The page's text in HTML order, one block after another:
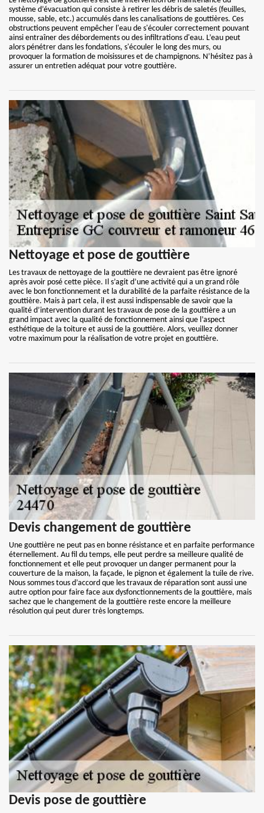
système d’évacuation qui consiste à retirer les débris de saletés (feuilles,
mousse, sable, etc.) accumulés dans les canalisations de gouttières. Ces
obstructions peuvent empêcher l'eau de s'écouler correctement pouvant
ainsi entraîner des débordements ou des infiltrations d'eau. L’eau peut
alors pénétrer dans les fondations, s'écouler le long des murs, ou
provoquer la formation de moisissures et de champignons. N’hésitez pas à
assurer un entretien adéquat pour votre gouttière.
Nettoyage et pose de gouttière
Les travaux de nettoyage de la gouttière ne devraient pas être ignoré
après avoir posé cette pièce. Il s’agit d’une activité qui a un grand rôle
avec le bon fonctionnement et la durabilité de la parfaite résistance de la
gouttière. Mais à part cela, il est aussi indispensable de savoir que la
qualité d’intervention durant les travaux de pose de la gouttière a un
grand impact avec la qualité de fonctionnement ainsi que l’aspect
esthétique de la toiture et aussi de la gouttière. Alors, veuillez donner
votre maximum pour la réalisation de votre projet en gouttière.
Devis changement de gouttière
Une gouttière ne peut pas en bonne résistance et en parfaite performance
éternellement. Au fil du temps, elle peut perdre sa meilleure qualité de
fonctionnement et elle peut provoquer un danger permanent pour la
couverture de la maison, la façade, le pignon et également la tuile de rive.
Nous sommes tous d’accord que les travaux de réparation sont aussi une
autre option pour faire face aux dysfonctionnements de la gouttière, mais
sachez que le changement de la gouttière reste encore la meilleure
résolution qui peut durer très longtemps.
Devis pose de gouttière